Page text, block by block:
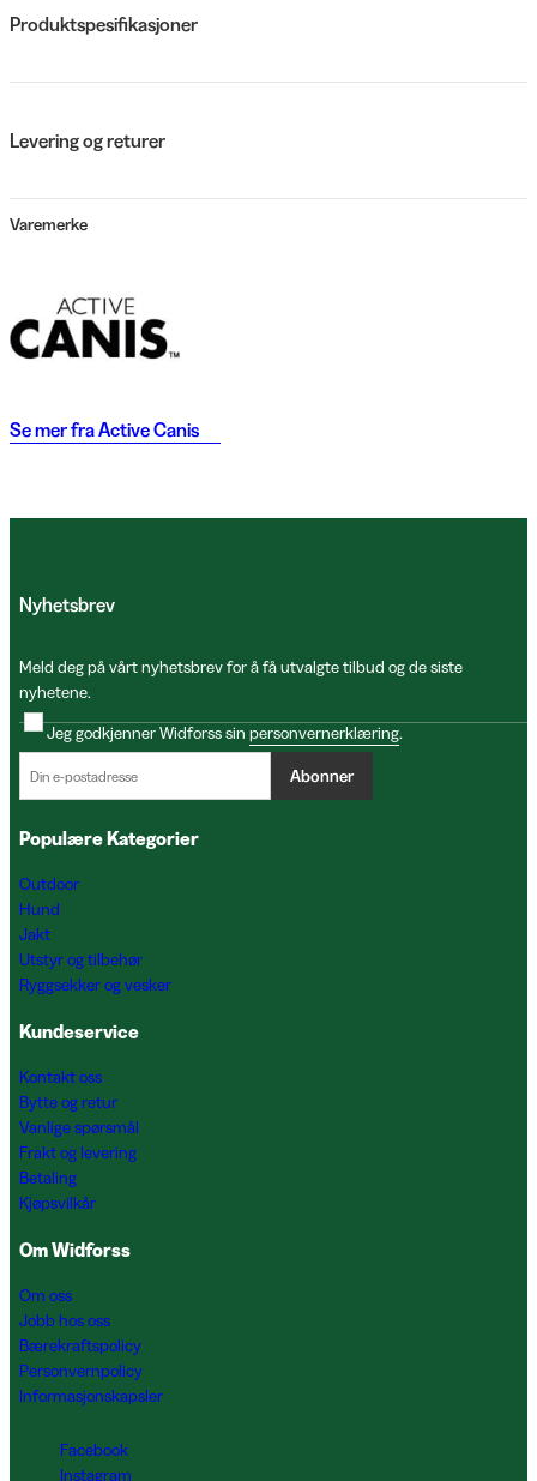
Produktspesifikasjoner
Levering og returer
Varemerke
Se mer fraActive Canis
Nyhetsbrev
Meld deg på vårt nyhetsbrev for å få utvalgte tilbud og de siste
nyhetene.
Jeg godkjenner Widforss sin personvernerklæring.
Abonner
Populære Kategorier
Outdoor
Hund
Jakt
Utstyr og tilbehør
Ryggsekker og vesker
Kundeservice
Kontakt oss
Bytte og retur
Vanlige spørsmål
Frakt og levering
Betaling
Kjøpsvilkår
Om Widforss
Om oss
Jobb hos oss
Bærekraftspolicy
Personvernpolicy
Informasjonskapsler
Facebook
Instagram